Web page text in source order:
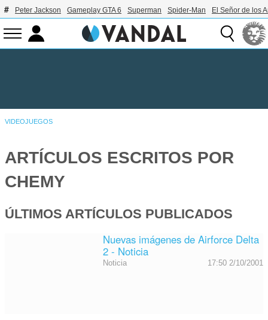
Peter Jackson Gameplay GTA 6 Superman Spider-Man El Señor de los
VIDEOJUEGOS
ARTÍCULOS ESCRITOS POR
CHEMY
ÚLTIMOS ARTÍCULOS PUBLICADOS
Nuevas imágenes de Airforce Delta
2 - Noticia
Noticia 17:50 2/10/2001